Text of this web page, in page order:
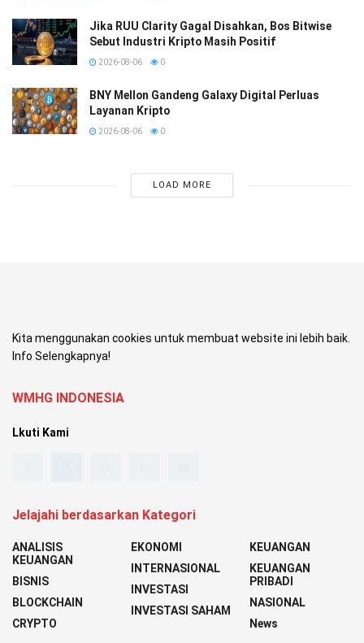
Jika RUU Clarity Gagal Disahkan, Bos Bitwise
Sebut Industri Kripto Masih Positif
2026-08-06 0
BNY Mellon Gandeng Galaxy Digital Perluas
Layanan Kripto
2026-08-06 0
LOAD MORE
Kita menggunakan cookies untuk membuat website ini lebih baik.
Info Selengkapnya!
WMHG INDONESIA
Lkuti Kami
Jelajahi berdasarkan Kategori
ANALISIS
KEUANGAN
BISNIS
BLOCKCHAIN
CRYPTO
EKONOMI
INTERNASIONAL
INVESTASI
INVESTASI SAHAM
KEUANGAN
KEUANGAN
PRIBADI
NASIONAL
News